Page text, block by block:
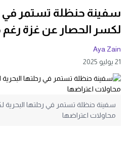
سفينة حنظلة تستمر في
لكسر الحصار عن غزة رغم
Aya Zain
21 يوليو 2025
سفينة حنظلة تستمر في رحلتها
محاولات اعتراضها